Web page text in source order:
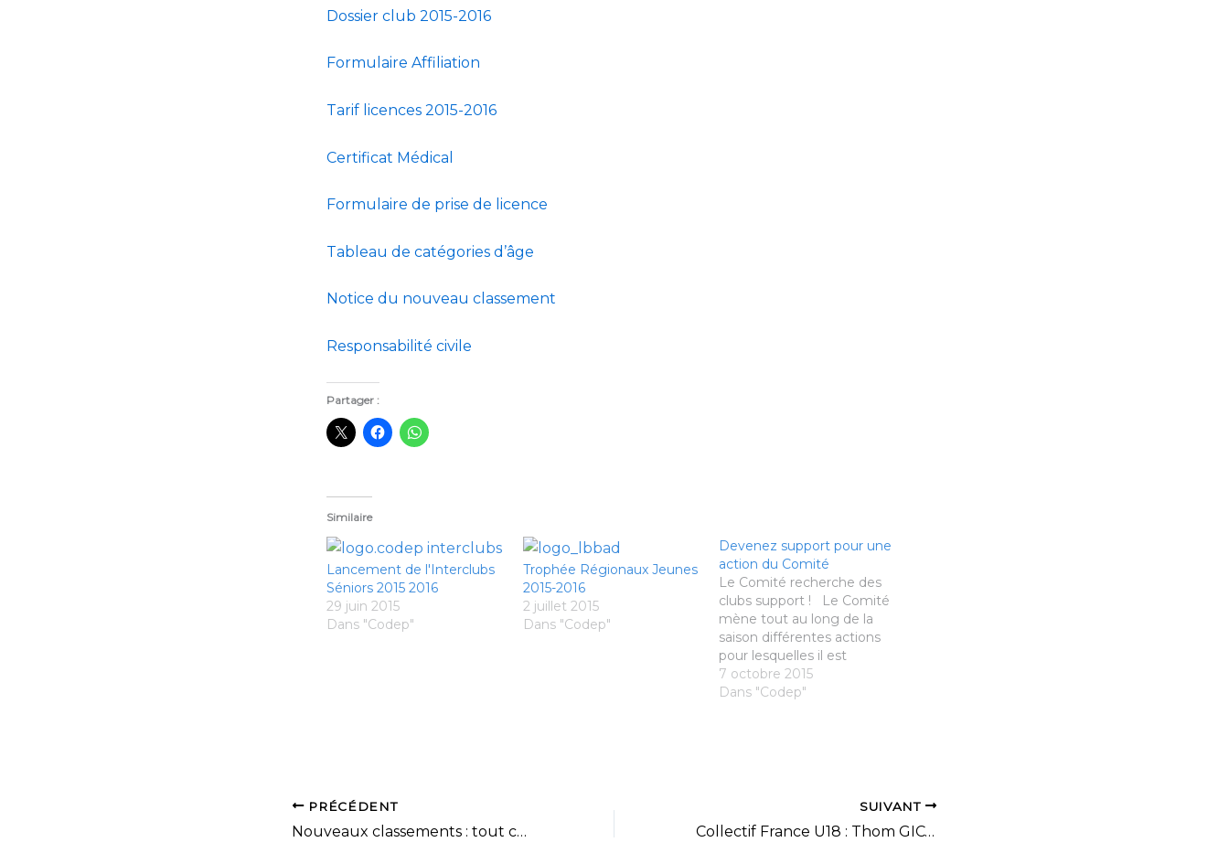
Dossier club 2015-2016
Formulaire Affiliation
Tarif licences 2015-2016
Certificat Médical
Formulaire de prise de licence
Tableau de catégories d’âge
Notice du nouveau classement
Responsabilité civile
Partager :
Similaire
Lancement de l'Interclubs
Séniors 2015 2016
29 juin 2015
Dans "Codep"
Trophée Régionaux Jeunes
2015-2016
2 juillet 2015
Dans "Codep"
Devenez support pour une
action du Comité
Le Comité recherche des
clubs support ! Le Comité
mène tout au long de la
saison différentes actions
pour lesquelles il est
nécessaire d'avoir un club
support : - Plateaux
7 octobre 2015
Dans "Codep"
PRÉCÉDENT
Nouveaux classements : tout ce qu'il faut savoir
SUIVANT
Collectif France U18 : Thom GICQUEL médaillé en Roumanie